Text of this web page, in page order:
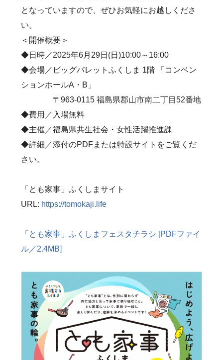
となっていますので、ぜひお気軽にお越しくださ
い。
＜開催概要＞
◆日時／2025年6月29日(日)10:00～16:00
◆会場／ビッグパレットふくしま 1階 「コンベン
ションホールA・B」
〒963-0115 福島県郡山市南二丁目52番地
◆費用／入場無料
◆主催／福島県共生社会・女性活躍推進課
◆詳細／添付のPDFまたは特設サイトをご覧くだ
さい。
「とも家事」ふくしまサイト
URL: https://tomokaji.life
「とも家事」ふくしまフェスタチラシ [PDFファイ
ル／2.4MB]